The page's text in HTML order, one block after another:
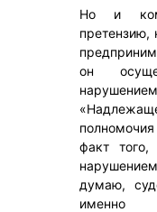
Но и
претензию,
он
факт того,
думаю,
именно